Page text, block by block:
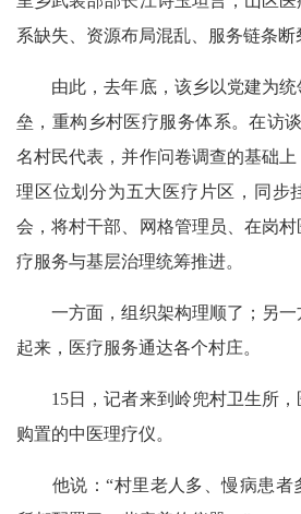
系缺失、资源布局混乱、服务链条断
由此，去年底，该乡以党建为统
垒，重构乡村医疗服务体系。在访
名村民代表，并作问卷调查的基础
理区位划分为五大医疗片区，同步
会，将村干部、网格管理员、在岗
疗服务与基层治理统筹推进。
一方面，组织架构理顺了；另一
起来，医疗服务通达各个村庄。
15日，记者来到岭兜村卫生所，
购置的中医理疗仪。
他说：“村里老人多、慢病患者